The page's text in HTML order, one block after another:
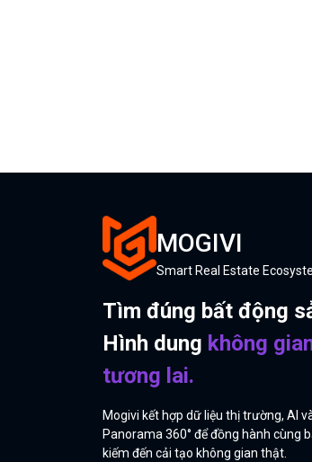
MOGIVI
Smart Real Estate
Tìm đúng bất động
Hình dung không
tương lai.
Mogivi kết hợp dữ liệu thị trường, AI
Panorama 360° để đồng hành cùng
kiếm đến cải tạo không gian thật.